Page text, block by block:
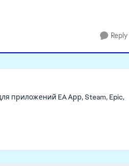
Reply
приложений EA Арр, Steam, Epic,